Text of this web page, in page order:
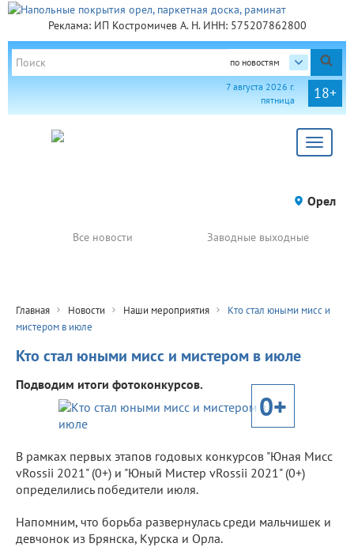
Реклама: ИП Костромичев А. Н. ИНН: 575207862800
по новостям
18+
7 августа 2026 г.
пятница
Toggle
Орел
Все новости Заводные выходные
Главная Новости Наши мероприятия
Кто стал юными мисс и
мистером в июле
Кто стал юными мисс и мистером в июле
Подводим итоги фотоконкурсов.
0+
В рамках первых этапов годовых конкурсов "Юная Мисс
vRossii 2021" (0+) и "Юный Мистер vRossii 2021" (0+)
определились победители июля.
Напомним, что борьба развернулась среди мальчишек и
девчонок из Брянска, Курска и Орла.